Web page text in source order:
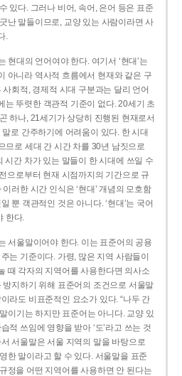
있다. 그러나 비어, 속어, 은어 등은 표준
난 말들이므로, 교양 있는 사람이라면 사
.
현대의 언어여야 한다. 여기서 ‘현대’는
아니라 역사적 흐름에서 현재와 같은 구
회적, 경제적 시대 구분과는 달리 언어
는 뚜렷한 객관적 기준이 없다. 20세기 초
하나, 21세기가 상당히 진행된 현재로서
로 간주하기에 어려움이 있다. 한 시대
므로 세대 간 시간 차를 30년 남짓으로
시간 차가 있는 말들이 한 시대에 쓰일 수
으로부터 현재 시점까지의 기간으로 규
러한 시간 인식은 ‘현대’ 개념의 모호함
뿐 객관적인 것은 아니다. ‘현대’는 국어
한다.
서울말이어야 한다. 이는 표준어의 공용
는 기준이다. 가령, 많은 지역 사람들이
때 각자의 지역어를 사용한다면 의사소
지하기 위해 표준어의 조건으로 서울말
라도 비표준적인 요소가 있다. “나두 간
이기는 하지만 표준어는 아니다. 교양 있
적 쓰임에 영향을 받아 ‘도’라고 쓰는 것
서울말은 서울 지역의 말을 바탕으로
한 말이라고 할 수 있다. 서울말을 표준
정을 어떤 지역어를 사용하면 안 된다는